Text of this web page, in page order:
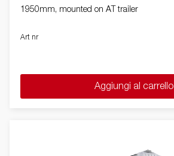
1950mm, mounted on AT trailer
Art nr
Aggiungi al carrello